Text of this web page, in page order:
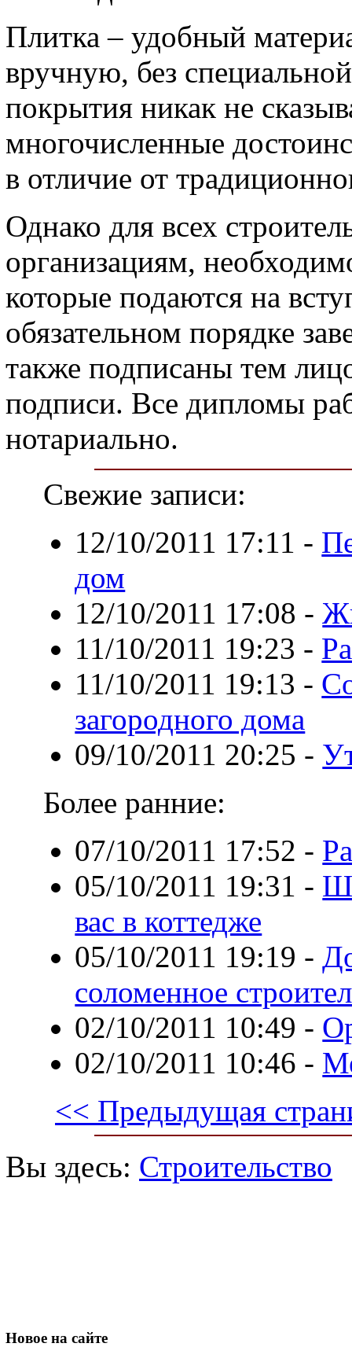
Плитка – удобный
вручную, без
покрытия никак не
многочисленные
в отличие от
Однако для всех
организациям,
которые подаются на
обязательном порядке
также подписаны тем
подписи. Все дипломы
нотариально.
Свежие записи:
12/10/2011 17:11 -
дом
12/10/2011 17:08 -
11/10/2011 19:23 -
11/10/2011 19:13 -
загородного дома
09/10/2011 20:25 -
Более ранние:
07/10/2011 17:52 -
05/10/2011 19:31 -
вас в коттедже
05/10/2011 19:19 -
соломенное
02/10/2011 10:49 -
02/10/2011 10:46 -
<< Предыдущая
Вы здесь: Строительство
Новое на сайте